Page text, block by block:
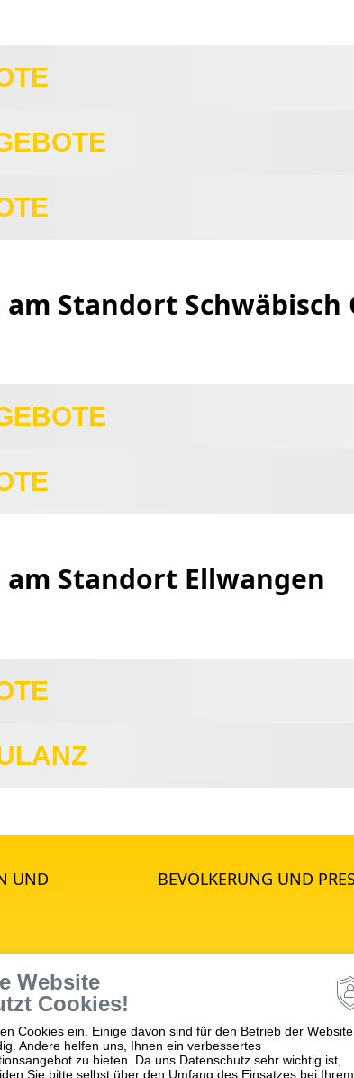
Standort Schwäbisch
Standort Ellwangen
UND
BEVÖLKERUNG UND
Winnenden
Website
Cookies!
Cookies ein. Einige davon sind für den Betrieb der Website
Andere helfen uns, Ihnen ein verbessertes
zu bieten. Da uns Datenschutz sehr wichtig ist,
Sie bitte selbst über den Umfang des Einsatzes bei Ihrem